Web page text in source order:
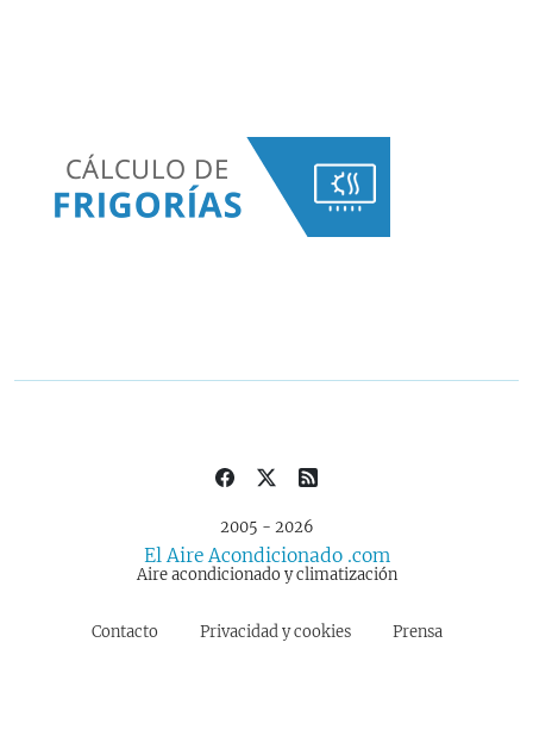
2005 - 2026
El Aire Acondicionado .com
Aire acondicionado y climatización
Contacto Privacidad y cookies Prensa